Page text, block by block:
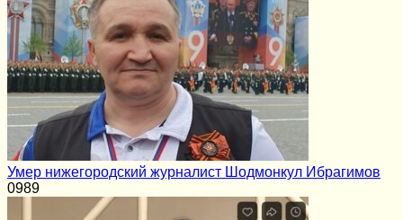
Умер нижегородский журналист Шодмонкул Ибрагимов
0989